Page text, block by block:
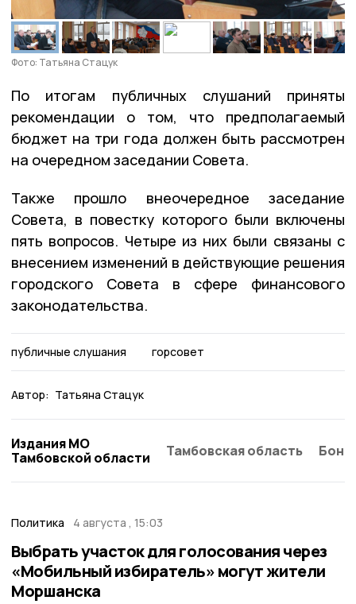
Фото: Татьяна Стацук
По итогам публичных слушаний приняты
рекомендации о том, что предполагаемый
бюджет на три года должен быть рассмотрен
на очередном заседании Совета.
Также прошло внеочередное заседание
Совета, в повестку которого были включены
пять вопросов. Четыре из них были связаны с
внесением изменений в действующие решения
городского Совета в сфере финансового
законодательства.
публичные слушания горсовет
Автор: Татьяна Стацук
Издания МО
Тамбовской области
Тамбовская область
Политика 4 августа , 15:03
Выбрать участок для голосования через
«Мобильный избиратель» могут жители
Моршанска